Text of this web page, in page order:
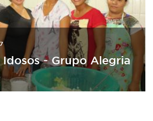
- Grupo Alegria